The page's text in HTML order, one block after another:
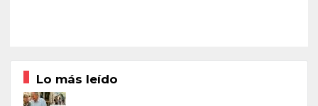
Lo más leído